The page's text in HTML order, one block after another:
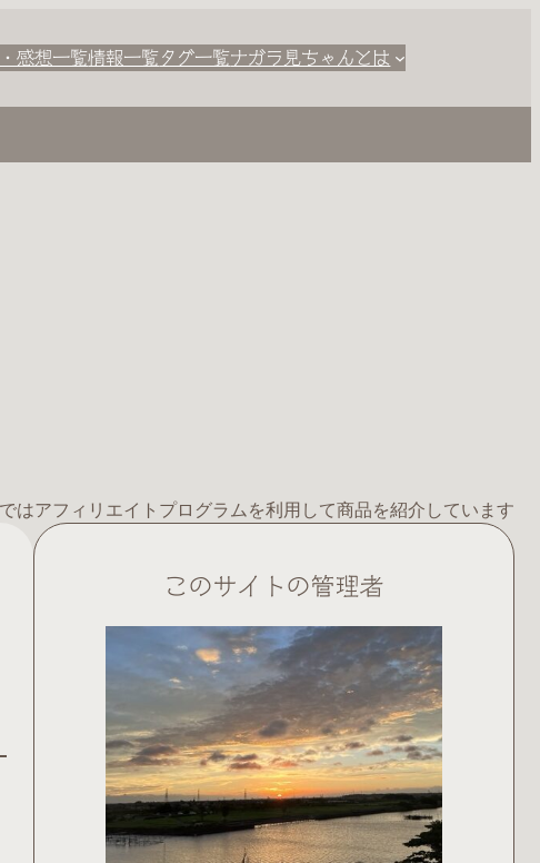
・感想一覧情報一覧タグ一覧ナガラ見ちゃんとは
はアフィリエイトプログラムを利用して商品を紹介しています
このサイトの管理者